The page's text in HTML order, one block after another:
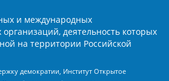
и международных
деятельность которых
на территории Российской
демократии, Институт Открытое